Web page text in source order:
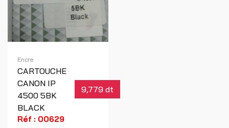
Encre
CARTOUCHE
CANON IP
4500 5BK
BLACK
9,779 dt
Réf : 00629